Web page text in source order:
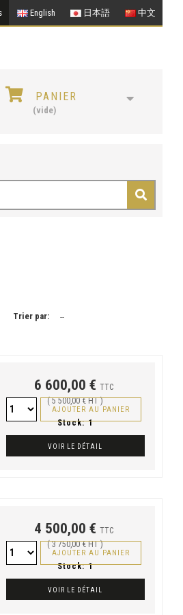
English 日本語 中文
PANIER
(vide)
Trier par: --
6 600,00 € TTC
( 5 500,00 € HT )
Stock: 1
AJOUTER AU PANIER
VOIR LE DÉTAIL
4 500,00 € TTC
( 3 750,00 € HT )
Stock: 1
AJOUTER AU PANIER
VOIR LE DÉTAIL